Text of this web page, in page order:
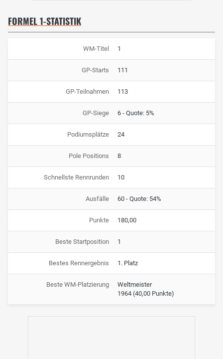
FORMEL 1-STATISTIK
WM-Titel 1
GP-Starts 111
GP-Teilnahmen 113
GP-Siege 6 - Quote: 5%
Podiumsplätze 24
Pole Positions 8
Schnellste Rennrunden 10
Ausfälle 60 - Quote: 54%
Punkte 180,00
Beste Startposition 1
Bestes Rennergebnis 1. Platz
Beste WM-Platzierung
Weltmeister
1964 (40,00 Punkte)